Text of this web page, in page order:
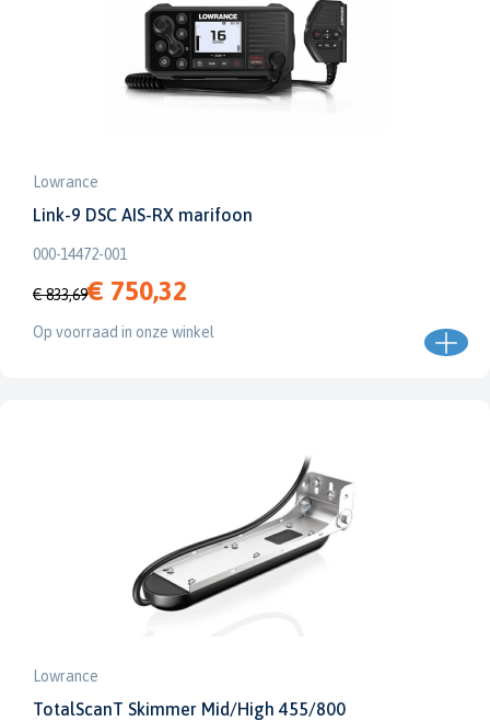
Lowrance
Link-9 DSC AIS-RX marifoon
000-14472-001
€ 833,69€ 750,32
Op voorraad in onze winkel
Lowrance
TotalScanT Skimmer Mid/High 455/800